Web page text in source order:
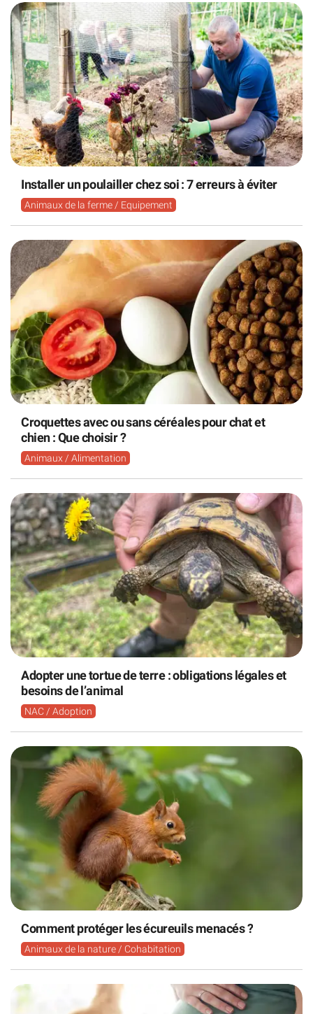
Installer un poulailler chez soi : 7 erreurs à éviter
Animaux de la ferme / Equipement
Croquettes avec ou sans céréales pour chat et
chien : Que choisir ?
Animaux / Alimentation
Adopter une tortue de terre : obligations légales et
besoins de l’animal
NAC / Adoption
Comment protéger les écureuils menacés ?
Animaux de la nature / Cohabitation